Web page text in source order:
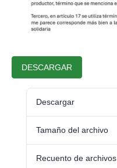
DESCARGAR
Descargar
Tamaño del archivo
Recuento de archivos